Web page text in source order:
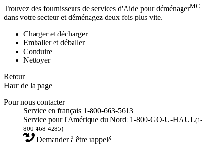
Trouvez des fournisseurs de services d'Aide pour déménagerMC
dans votre secteur et déménagez deux fois plus vite.
Charger et décharger
Emballer et déballer
Conduire
Nettoyer
Retour
Haut de la page
Pour nous contacter
Service en français 1-800-663-5613
Service pour l'Amérique du Nord: 1-800-GO-U-HAUL(1-
800-468-4285)
Demander à être rappelé